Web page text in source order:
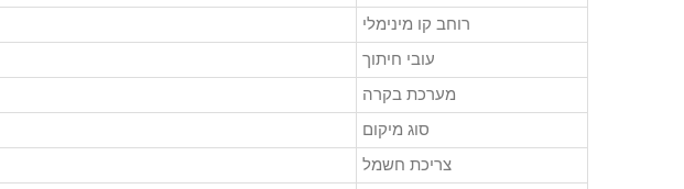
רוחב קו מינימלי
עובי חיתוך
מערכת בקרה
סוג מיקום
צריכת חשמל